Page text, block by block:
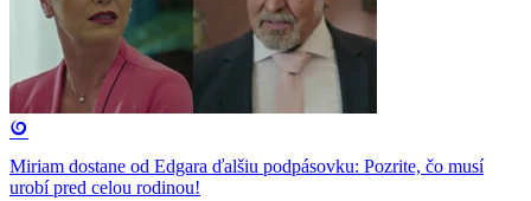
Miriam dostane od Edgara ďalšiu podpásovku: Pozrite, čo musí
urobí pred celou rodinou!